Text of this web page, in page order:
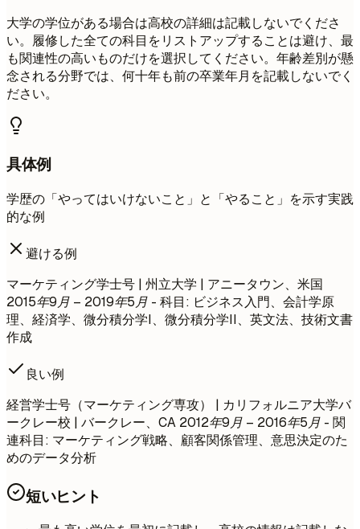
大学の学位がある場合は高校の詳細は記載しないでくださ
い。履修した全ての科目をリストアップすることは避け、最
も関連性の高いものだけを選択してください。年齢差別が懸
念される分野では、何十年も前の卒業年月を記載しないでく
ださい。
具体例
学歴の「やってはいけないこと」と「やること」を示す実践
的な例
避ける例
マーケティング学士号 | 州立大学 | アニータウン、米国
2015年9月 – 2019年5月 - 科目: ビジネス入門、会計学原
理、経済学、微分積分学I、微分積分学II、英文法、技術文書
作成
良い例
経営学士号（マーケティング専攻） | カリフォルニア大学バ
ークレー校 | バークレー、CA 2012年9月 – 2016年5月 - 関
連科目: マーケティング戦略、顧客関係管理、意思決定のた
めのデータ分析
短いヒント